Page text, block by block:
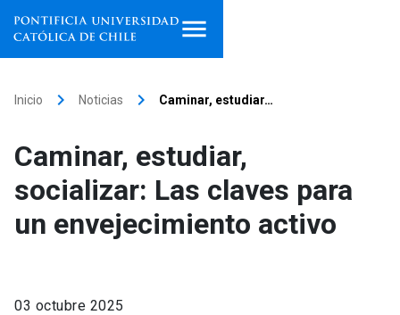
Facultades, escuelas e
institutos
Investigación
Inicio keyboard_arrow_right Noticias keyboard_arrow_right Caminar, estudiar…
Caminar, estudiar,
socializar: Las claves para
un envejecimiento activo
03 octubre 2025